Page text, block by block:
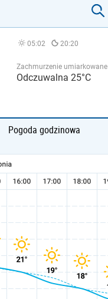
05:02 20:20
Zachmurzenie umiarkowane
Odczuwalna 25°C
Pogoda godzinowa